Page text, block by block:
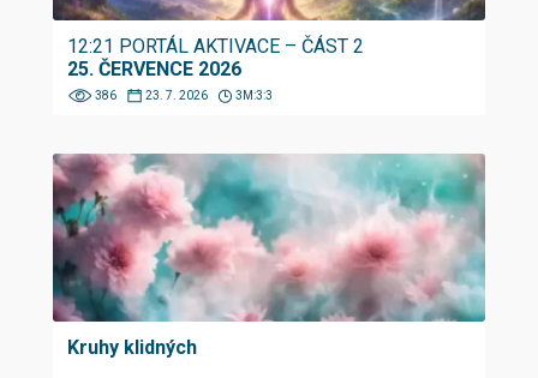
12:21 PORTÁL AKTIVACE – ČÁST 2
25. ČERVENCE 2026
386 23. 7. 2026 3M:3:3
Kruhy klidných